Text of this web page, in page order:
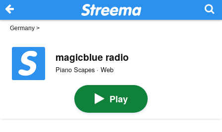
Germany >
magicblue radio
Piano Scapes · Web
Play